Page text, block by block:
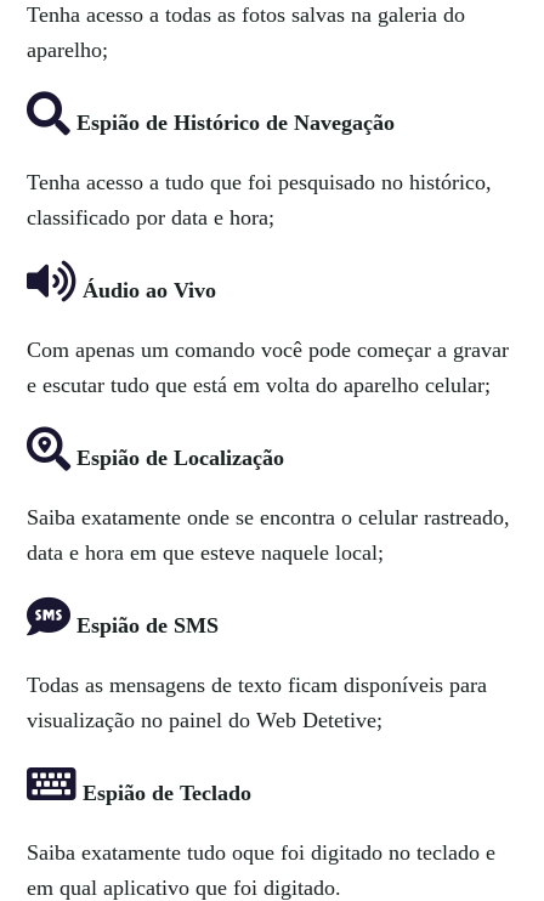
Tenha acesso a todas as fotos salvas na galeria do
aparelho;
Espião de Histórico de Navegação
Tenha acesso a tudo que foi pesquisado no histórico,
classificado por data e hora;
Áudio ao Vivo
Com apenas um comando você pode começar a gravar
e escutar tudo que está em volta do aparelho celular;
Espião de Localização
Saiba exatamente onde se encontra o celular rastreado,
data e hora em que esteve naquele local;
Espião de SMS
Todas as mensagens de texto ficam disponíveis para
visualização no painel do Web Detetive;
Espião de Teclado
Saiba exatamente tudo oque foi digitado no teclado e
em qual aplicativo que foi digitado.